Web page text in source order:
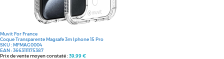
Muvit For France
Coque Transparente Magsafe 3m Iphone 15 Pro
SKU :MFMAG0004
EAN :3663111175387
Prix de vente moyen constaté :39,99 €